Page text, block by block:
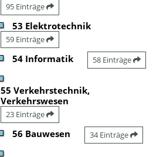
95 Einträge
53 Elektrotechnik
59 Einträge
54 Informatik 58 Einträge
55 Verkehrstechnik,
Verkehrswesen
23 Einträge
56 Bauwesen 34 Einträge